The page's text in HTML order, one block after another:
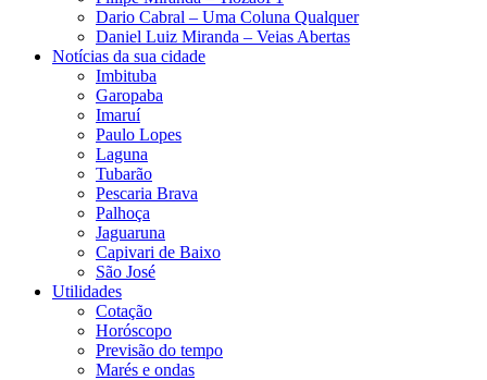
Dario Cabral – Uma Coluna Qualquer
Daniel Luiz Miranda – Veias Abertas
Notícias da sua cidade
Imbituba
Garopaba
Imaruí
Paulo Lopes
Laguna
Tubarão
Pescaria Brava
Palhoça
Jaguaruna
Capivari de Baixo
São José
Utilidades
Cotação
Horóscopo
Previsão do tempo
Marés e ondas